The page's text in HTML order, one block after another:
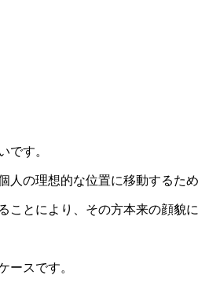
です。
の理想的な位置に移動するた
とにより、その方本来の顔貌
ースです。